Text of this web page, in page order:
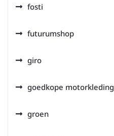
fosti
futurumshop
giro
goedkope motorkleding
groen